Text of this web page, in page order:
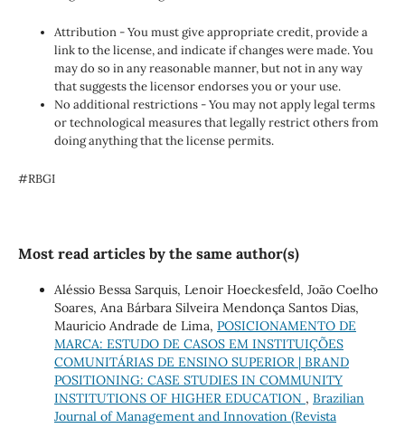
Attribution - You must give appropriate credit, provide a
link to the license, and indicate if changes were made. You
may do so in any reasonable manner, but not in any way
that suggests the licensor endorses you or your use.
No additional restrictions - You may not apply legal terms
or technological measures that legally restrict others from
doing anything that the license permits.
#RBGI
Most read articles by the same author(s)
Aléssio Bessa Sarquis, Lenoir Hoeckesfeld, João Coelho
Soares, Ana Bárbara Silveira Mendonça Santos Dias,
Mauricio Andrade de Lima, POSICIONAMENTO DE
MARCA: ESTUDO DE CASOS EM INSTITUIÇÕES
COMUNITÁRIAS DE ENSINO SUPERIOR | BRAND
POSITIONING: CASE STUDIES IN COMMUNITY
INSTITUTIONS OF HIGHER EDUCATION , Brazilian
Journal of Management and Innovation (Revista